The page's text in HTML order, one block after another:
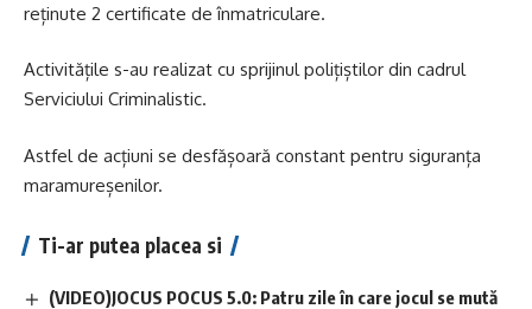
reținute 2 certificate de înmatriculare.
Activitățile s-au realizat cu sprijinul polițiștilor din cadrul
Serviciului Criminalistic.
Astfel de acțiuni se desfășoară constant pentru siguranța
maramureșenilor.
Ti-ar putea placea si
(VIDEO)JOCUS POCUS 5.0: Patru zile în care jocul se mută